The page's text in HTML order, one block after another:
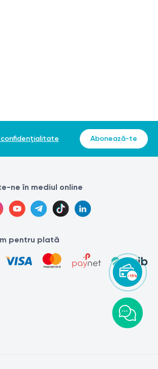
-15%
Abonează-te
ne în mediul online
pentru plată